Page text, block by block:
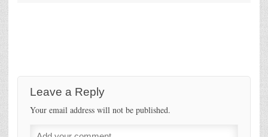
Leave a Reply
Your email address will not be published.